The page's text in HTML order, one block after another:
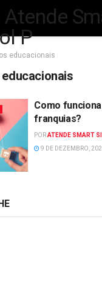
educacionais
Como
franquias?
PORATENDE SMART
9 DE DEZEMBRO,